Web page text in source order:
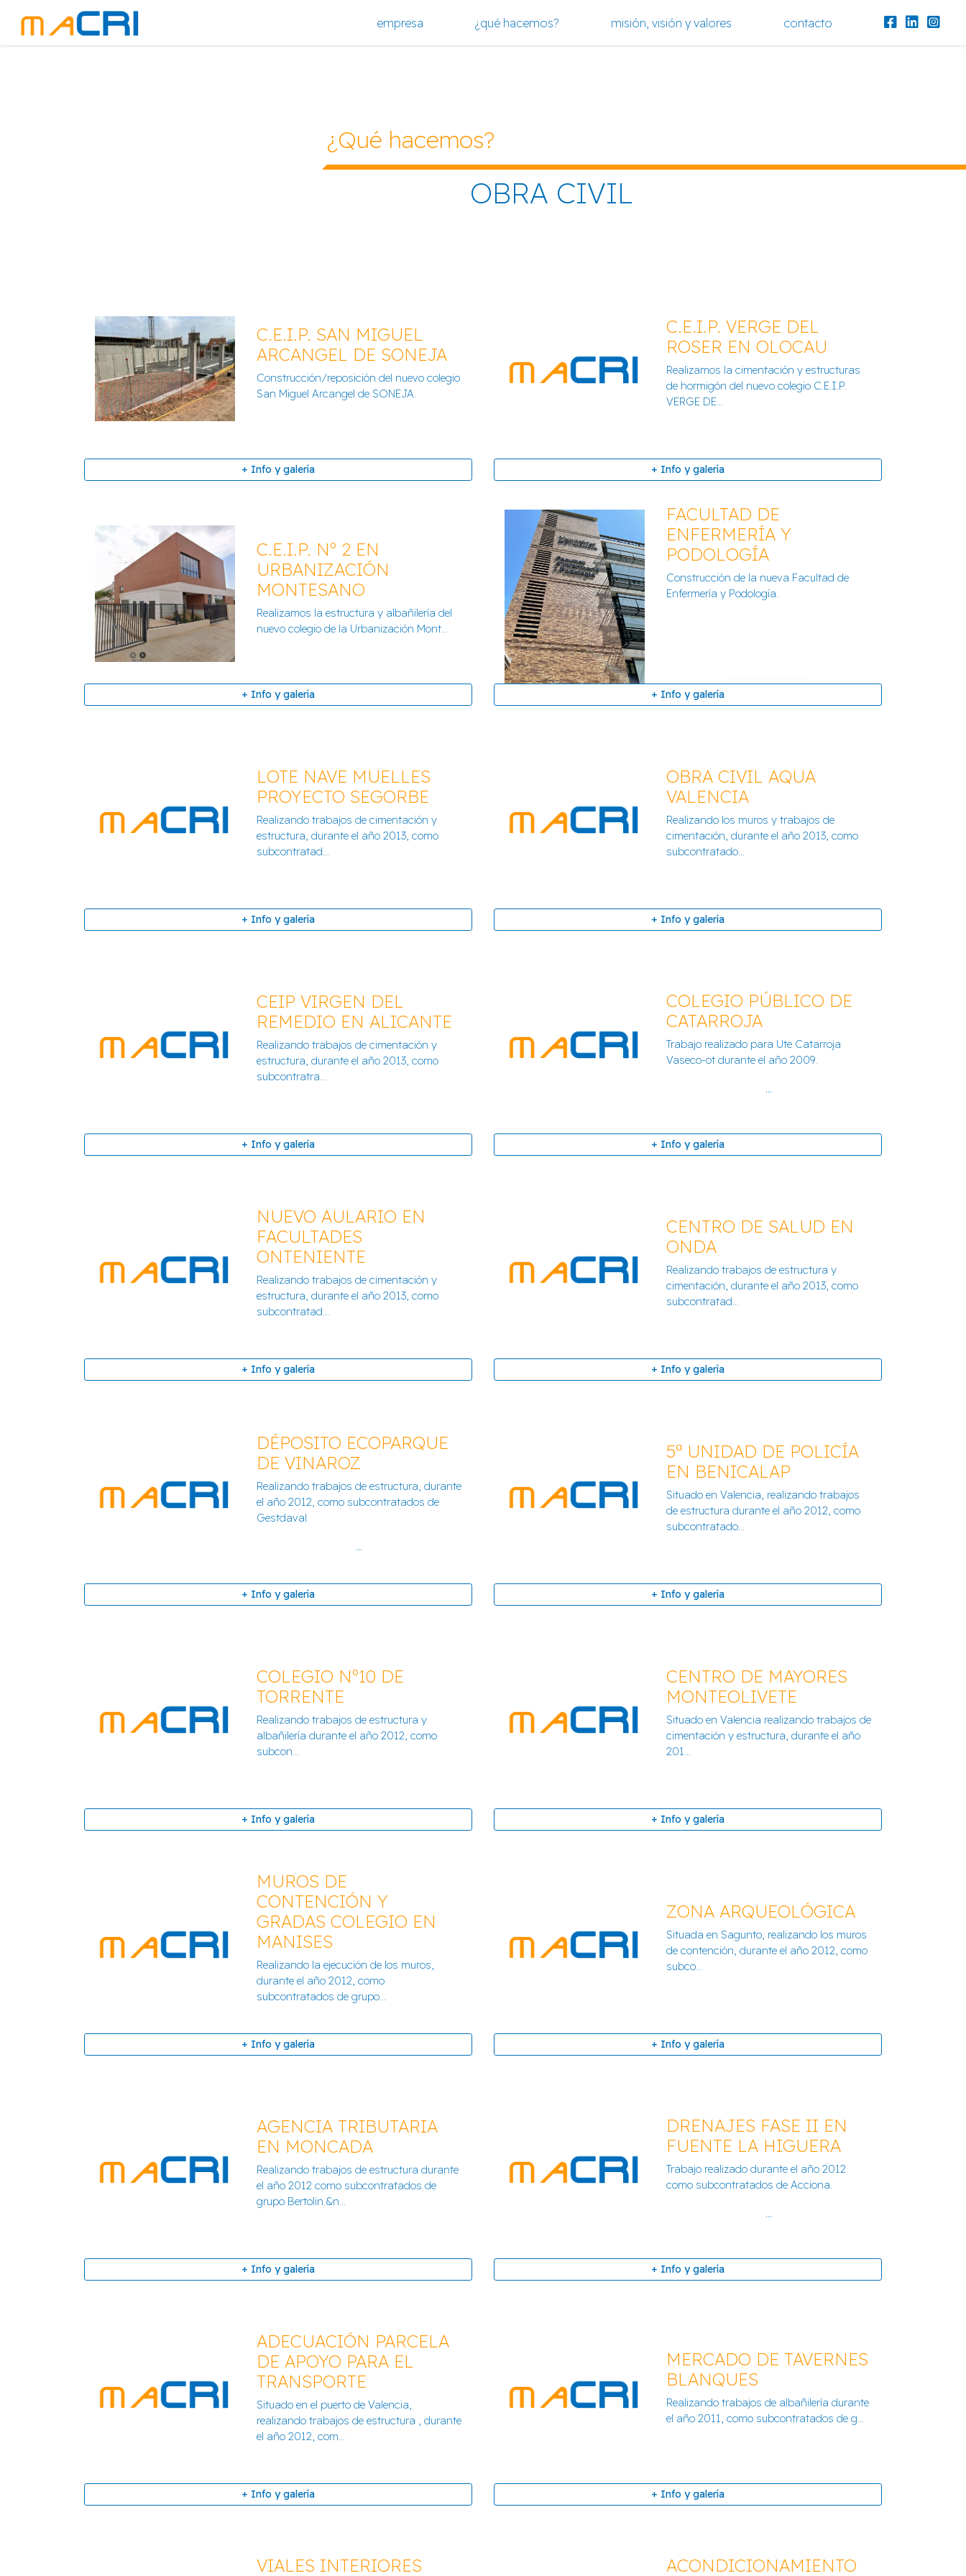
empresa ¿qué hacemos? misión, visión y valores contacto
¿Qué hacemos?
OBRA CIVIL
C.E.I.P. SAN MIGUEL
ARCANGEL DE SONEJA
Construcción/reposición del nuevo colegio
San Miguel Arcangel de SONEJA.
C.E.I.P. SAN MIGUEL ARCANGEL DE SONEJA
+ Info y galería
+ Info y galería
C.E.I.P. VERGE DEL
ROSER EN OLOCAU
Realizamos la cimentación y estructuras
de hormigón del nuevo colegio C.E.I.P.
VERGE DE...
C.E.I.P. VERGE DEL ROSER EN OLOCAU
+ Info y galería
C.E.I.P. Nº 2 EN
URBANIZACIÓN
MONTESANO
Realizamos la estructura y albañilería del
nuevo colegio de la Urbanización Mont...
C.E.I.P. Nº 2 EN URBANIZACIÓN MONTESANO
+ Info y galería
+ Info y galería
FACULTAD DE
ENFERMERÍA Y
PODOLOGÍA
Construcción de la nueva Facultad de
Enfermería y Podología.
+ Info y galería
LOTE NAVE MUELLES
PROYECTO SEGORBE
Realizando trabajos de cimentación y
estructura, durante el año 2013, como
subcontratad...
LOTE NAVE MUELLES PROYECTO SEGORBE
+ Info y galería
+ Info y galería
OBRA CIVIL AQUA
VALENCIA
Realizando los muros y trabajos de
cimentación, durante el año 2013, como
subcontratado...
OBRA CIVIL AQUA VALENCIA
+ Info y galería
CEIP VIRGEN DEL
REMEDIO EN ALICANTE
Realizando trabajos de cimentación y
estructura, durante el año 2013, como
subcontratra...
CEIP VIRGEN DEL REMEDIO EN ALICANTE
+ Info y galería
+ Info y galería
COLEGIO PÚBLICO DE
CATARROJA
Trabajo realizado para Ute Catarroja
Vaseco-ot durante el año 2009.
...
COLEGIO PÚBLICO DE CATARROJA
+ Info y galería
+ Info y galería
NUEVO AULARIO EN
FACULTADES
ONTENIENTE
Realizando trabajos de cimentación y
estructura, durante el año 2013, como
subcontratad...
NUEVO AULARIO EN FACULTADES
ONTENIENTE
+ Info y galería
CENTRO DE SALUD EN
ONDA
Realizando trabajos de estructura y
cimentación, durante el año 2013, como
subcontratad...
CENTRO DE SALUD EN ONDA
+ Info y galería
+ Info y galería
DÉPOSITO ECOPARQUE
DE VINAROZ
Realizando trabajos de estructura, durante
el año 2012, como subcontratados de
Gestdaval.
...
DÉPOSITO ECOPARQUE DE VINAROZ
+ Info y galería
+ Info y galería
5ª UNIDAD DE POLICÍA
EN BENICALAP
Situado en Valencia, realizando trabajos
de estructura durante el año 2012, como
subcontratado...
5ª UNIDAD DE POLICÍA EN BENICALAP
+ Info y galería
+ Info y galería
COLEGIO Nº10 DE
TORRENTE
Realizando trabajos de estructura y
albañilería durante el año 2012, como
subcon...
COLEGIO Nº10 DE TORRENTE
+ Info y galería
+ Info y galería
CENTRO DE MAYORES
MONTEOLIVETE
Situado en Valencia realizando trabajos de
cimentación y estructura, durante el año
201...
CENTRO DE MAYORES MONTEOLIVETE
+ Info y galería
MUROS DE
CONTENCIÓN Y
GRADAS COLEGIO EN
MANISES
Realizando la ejecución de los muros,
durante el año 2012, como
subcontratados de grupo...
MUROS DE CONTENCIÓN Y GRADAS COLEGIO
EN MANISES
+ Info y galería
+ Info y galería
ZONA ARQUEOLÓGICA
Situada en Sagunto, realizando los muros
de contención, durante el año 2012, como
subco...
ZONA ARQUEOLÓGICA
+ Info y galería
AGENCIA TRIBUTARIA
EN MONCADA
Realizando trabajos de estructura durante
el año 2012 como subcontratados de
grupo Bertolin.&n...
AGENCIA TRIBUTARIA EN MONCADA
+ Info y galería
+ Info y galería
DRENAJES FASE II EN
FUENTE LA HIGUERA
Trabajo realizado durante el año 2012
como subcontratados de Acciona.
...
DRENAJES FASE II EN FUENTE LA HIGUERA
+ Info y galería
+ Info y galería
ADECUACIÓN PARCELA
DE APOYO PARA EL
TRANSPORTE
Situado en el puerto de Valencia,
realizando trabajos de estructura , durante
el año 2012, com...
+ Info y galería
MERCADO DE TAVERNES
BLANQUES
Realizando trabajos de albañilería durante
el año 2011, como subcontratados de g...
+ Info y galería
VIALES INTERIORES
ACONDICIONAMIENTO